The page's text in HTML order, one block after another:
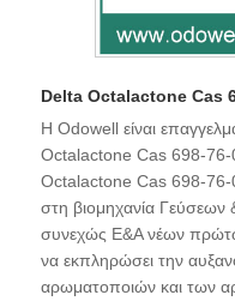
Delta Octalactone Cas
Η Odowell είναι
Octalactone Cas 698-76-
Octalactone Cas 698-76-
στη βιομηχανία
συνεχώς Ε&Α νέων
να εκπληρώσει την
αρωματοποιών και των